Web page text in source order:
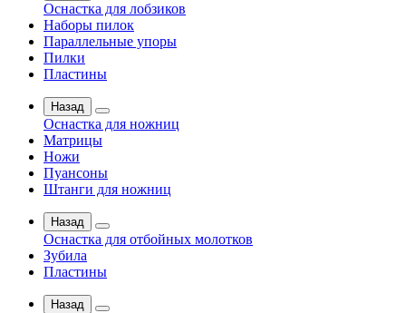
Оснастка для лобзиков
Наборы пилок
Параллельные упоры
Пилки
Пластины
Назад
Оснастка для ножниц
Матрицы
Ножи
Пуансоны
Штанги для ножниц
Назад
Оснастка для отбойных молотков
Зубила
Пластины
Назад